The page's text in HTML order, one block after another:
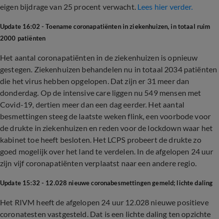
eigen bijdrage van 25 procent verwacht. Lees hier verder.
Update 16:02 - Toename coronapatiënten in ziekenhuizen, in totaal ruim
2000 patiënten
Het aantal coronapatiënten in de ziekenhuizen is opnieuw
gestegen. Ziekenhuizen behandelen nu in totaal 2034 patiënten
die het virus hebben opgelopen. Dat zijn er 31 meer dan
donderdag. Op de intensive care liggen nu 549 mensen met
Covid-19, dertien meer dan een dag eerder. Het aantal
besmettingen steeg de laatste weken flink, een voorbode voor
de drukte in ziekenhuizen en reden voor de lockdown waar het
kabinet toe heeft besloten. Het LCPS probeert de drukte zo
goed mogelijk over het land te verdelen. In de afgelopen 24 uur
zijn vijf coronapatiënten verplaatst naar een andere regio.
Update 15:32 - 12.028 nieuwe coronabesmettingen gemeld; lichte daling
Het RIVM heeft de afgelopen 24 uur 12.028 nieuwe positieve
coronatesten vastgesteld. Dat is een lichte daling ten opzichte